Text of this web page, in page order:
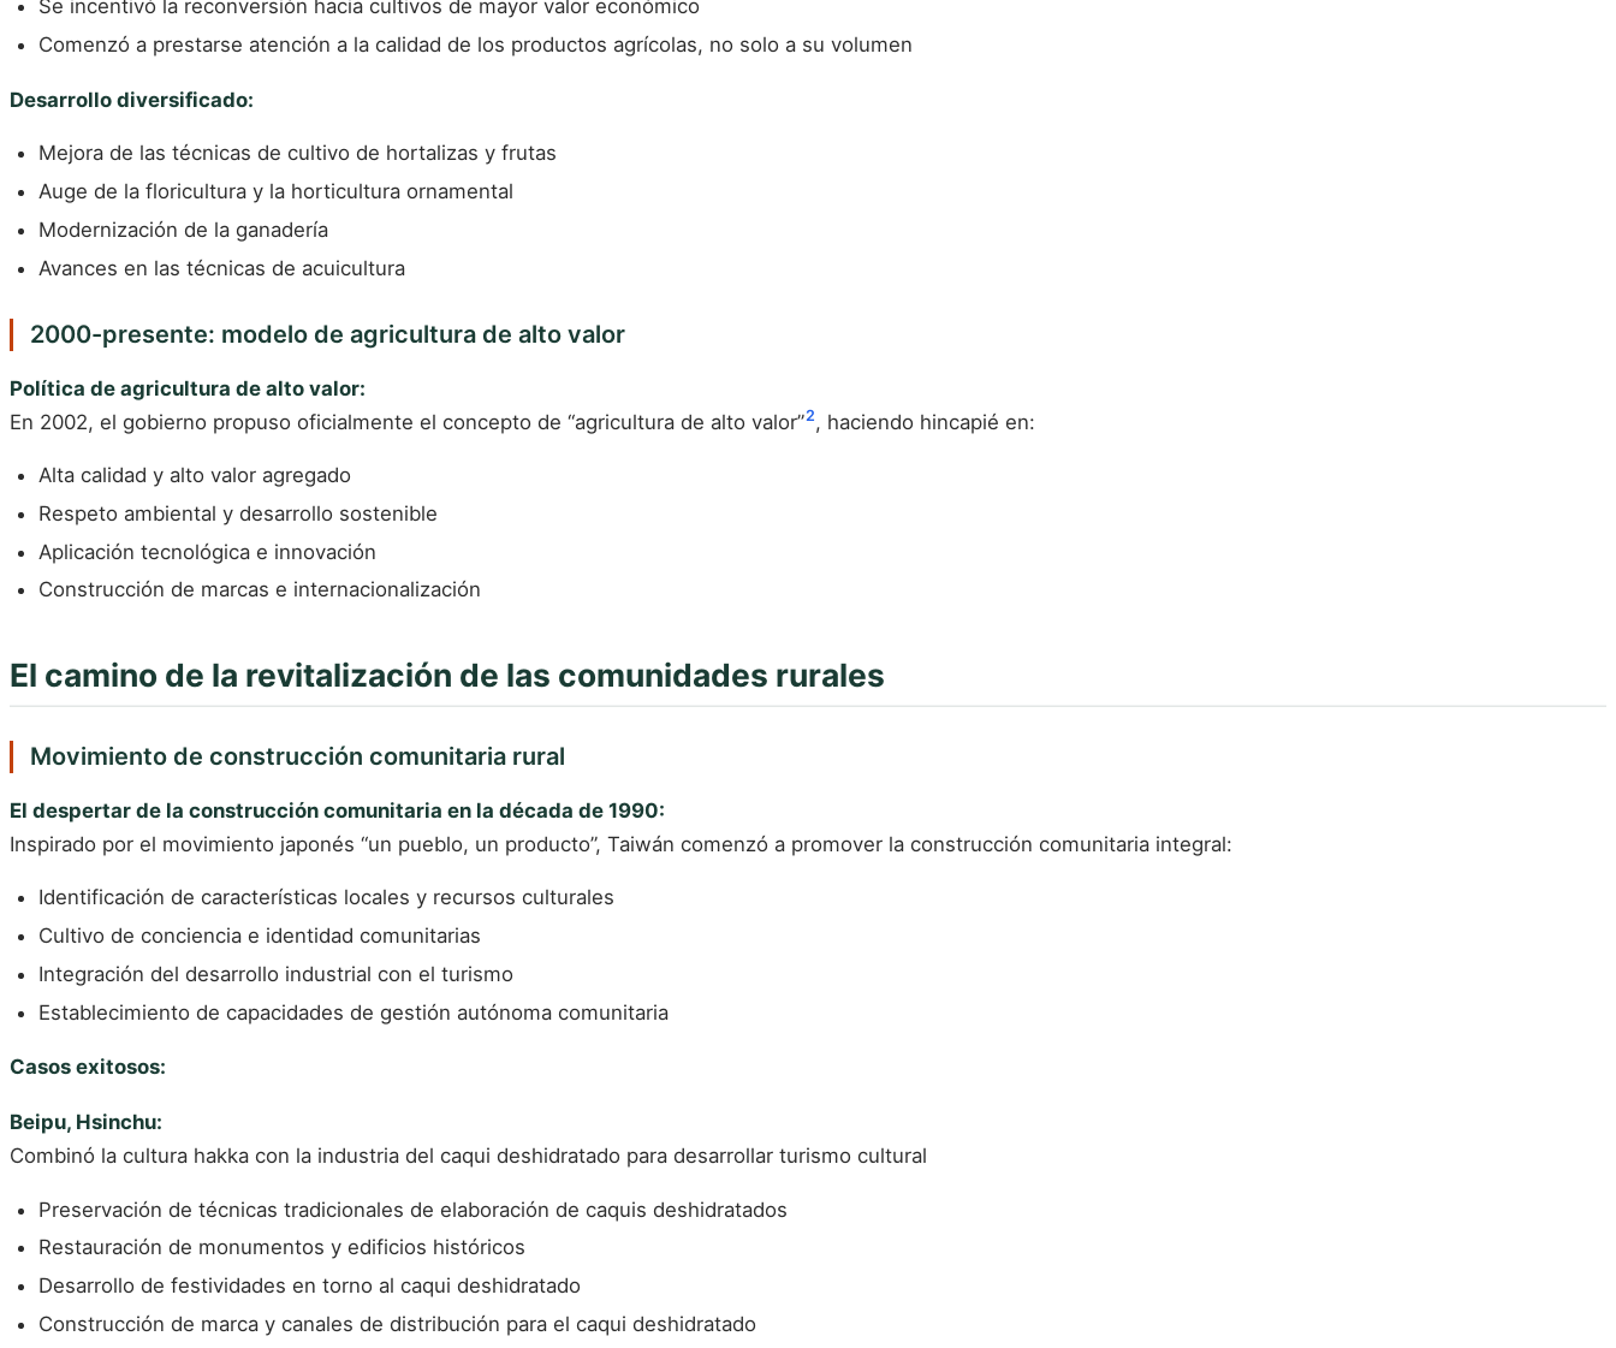
Se incentivó la reconversión hacia cultivos de mayor valor económico
Comenzó a prestarse atención a la calidad de los productos agrícolas, no solo a su volumen
Desarrollo diversificado:
Mejora de las técnicas de cultivo de hortalizas y frutas
Auge de la floricultura y la horticultura ornamental
Modernización de la ganadería
Avances en las técnicas de acuicultura
2000-presente: modelo de agricultura de alto valor
Política de agricultura de alto valor:
En 2002, el gobierno propuso oficialmente el concepto de “agricultura de alto valor”2, haciendo hincapié en:
Alta calidad y alto valor agregado
Respeto ambiental y desarrollo sostenible
Aplicación tecnológica e innovación
Construcción de marcas e internacionalización
El camino de la revitalización de las comunidades rurales
Movimiento de construcción comunitaria rural
El despertar de la construcción comunitaria en la década de 1990:
Inspirado por el movimiento japonés “un pueblo, un producto”, Taiwán comenzó a promover la construcción comunitaria integral:
Identificación de características locales y recursos culturales
Cultivo de conciencia e identidad comunitarias
Integración del desarrollo industrial con el turismo
Establecimiento de capacidades de gestión autónoma comunitaria
Casos exitosos:
Beipu, Hsinchu:
Combinó la cultura hakka con la industria del caqui deshidratado para desarrollar turismo cultural
Preservación de técnicas tradicionales de elaboración de caquis deshidratados
Restauración de monumentos y edificios históricos
Desarrollo de festividades en torno al caqui deshidratado
Construcción de marca y canales de distribución para el caqui deshidratado